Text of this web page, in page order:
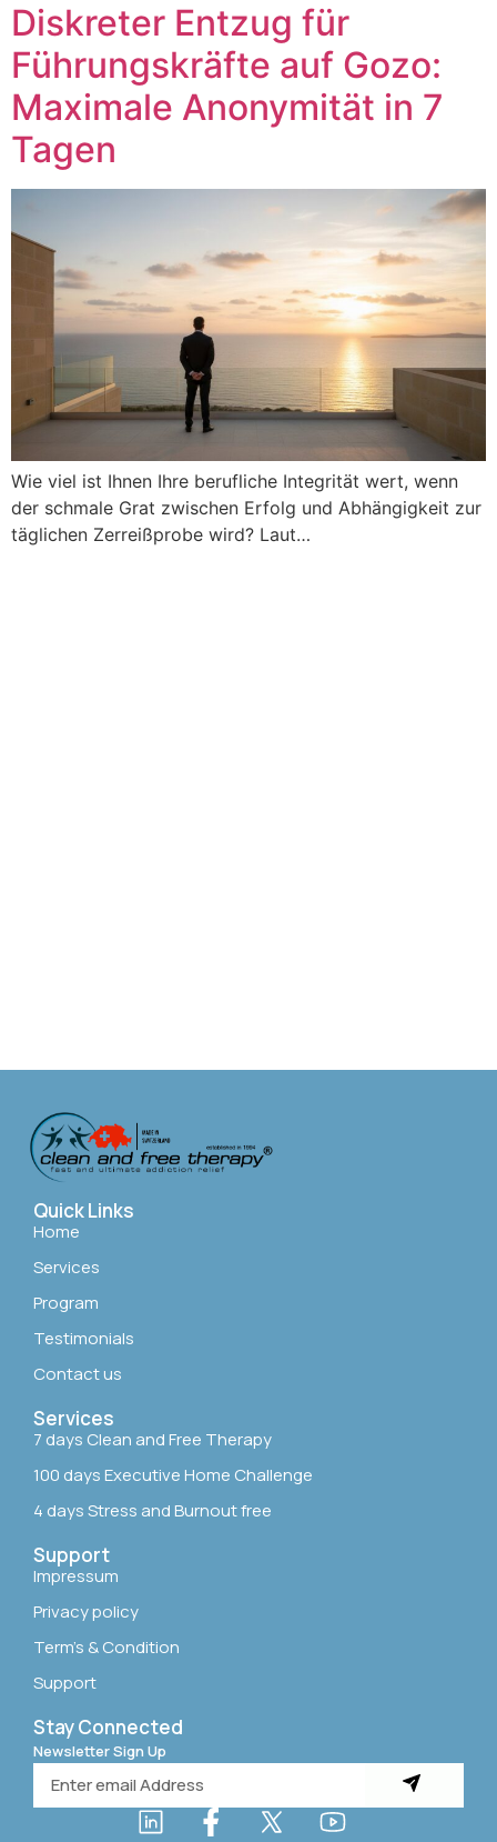
Diskreter Entzug für
Führungskräfte auf Gozo:
Maximale Anonymität in 7
Tagen
Wie viel ist Ihnen Ihre berufliche Integrität wert, wenn
der schmale Grat zwischen Erfolg und Abhängigkeit zur
täglichen Zerreißprobe wird? Laut…
Quick Links
Home
Services
Program
Testimonials
Contact us
Services
7 days Clean and Free Therapy
100 days Executive Home Challenge
4 days Stress and Burnout free
Support
Impressum
Privacy policy
Term’s & Condition
Support
Stay Connected
Newsletter Sign Up